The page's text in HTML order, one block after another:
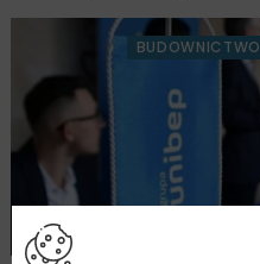
BUDOWNICTWO